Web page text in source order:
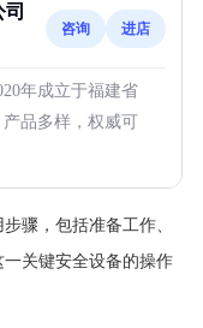
咨询 进店
年成立于福建省
品多样，权威可
骤，包括准备工作、
关键安全设备的操作